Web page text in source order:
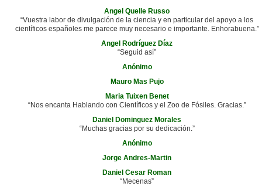
Angel Quelle Russo
“Vuestra labor de divulgación de la ciencia y en particular del apoyo a los
científicos españoles me parece muy necesario e importante. Enhorabuena.”
Angel Rodríguez Díaz
“Seguid así”
Anónimo
Mauro Mas Pujo
Maria Tuixen Benet
“Nos encanta Hablando con Científicos y el Zoo de Fósiles. Gracias.”
Daniel Dominguez Morales
“Muchas gracias por su dedicación.”
Anónimo
Jorge Andres-Martin
Daniel Cesar Roman
“Mecenas”